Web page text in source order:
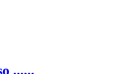
......